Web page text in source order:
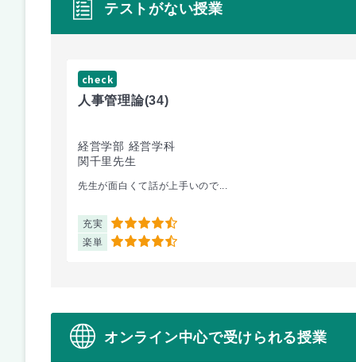
テストがない授業
check
人事管理論(34)
経営学部 経営学科
関千里先生
先生が面白くて話が上手いので...
充実 4.5
楽単 4.5
オンライン中心で受けられる授業